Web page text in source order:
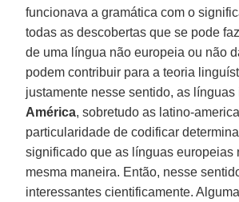
funcionava a gramática com o
todas as descobertas que se pode
de uma língua não europeia ou não
podem contribuir para a teoria
justamente nesse sentido, as
América, sobretudo as latino-
particularidade de codificar
significado que as línguas europeias
mesma maneira. Então, nesse
interessantes cientificamente.